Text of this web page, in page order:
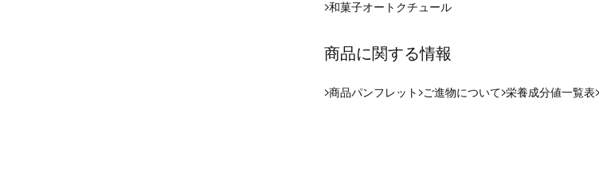
和菓子オートクチュール
商品に関する情報
商品パンフレット ご進物について 栄養成分値一覧表